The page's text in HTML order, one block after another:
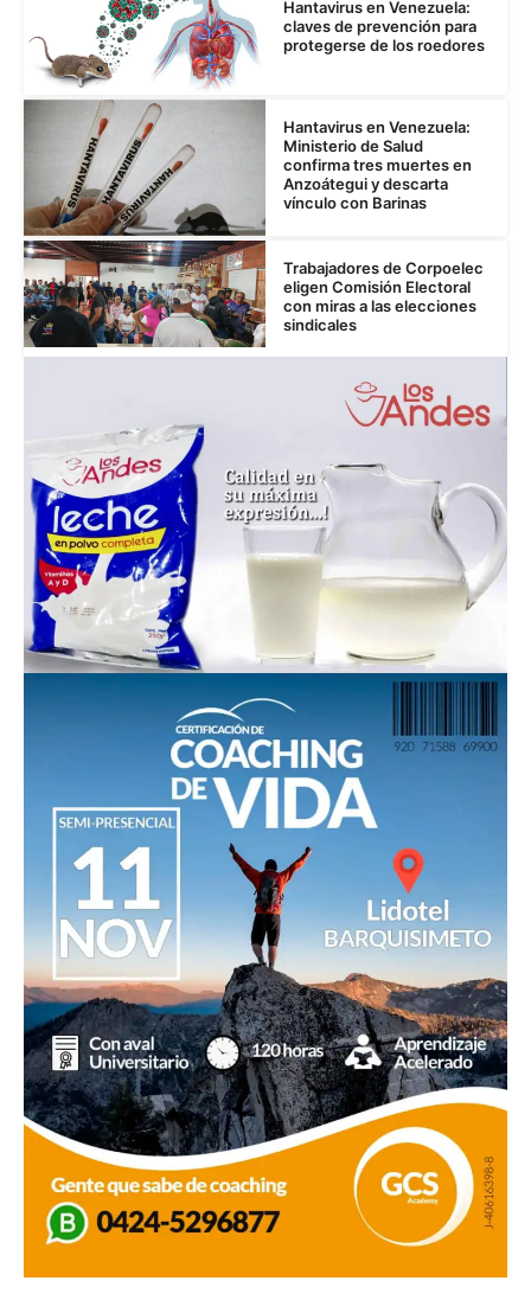
Hantavirus en Venezuela:
claves de prevención para
protegerse de los roedores
Hantavirus en Venezuela:
Ministerio de Salud
confirma tres muertes en
Anzoátegui y descarta
vínculo con Barinas
Trabajadores de Corpoelec
eligen Comisión Electoral
con miras a las elecciones
sindicales